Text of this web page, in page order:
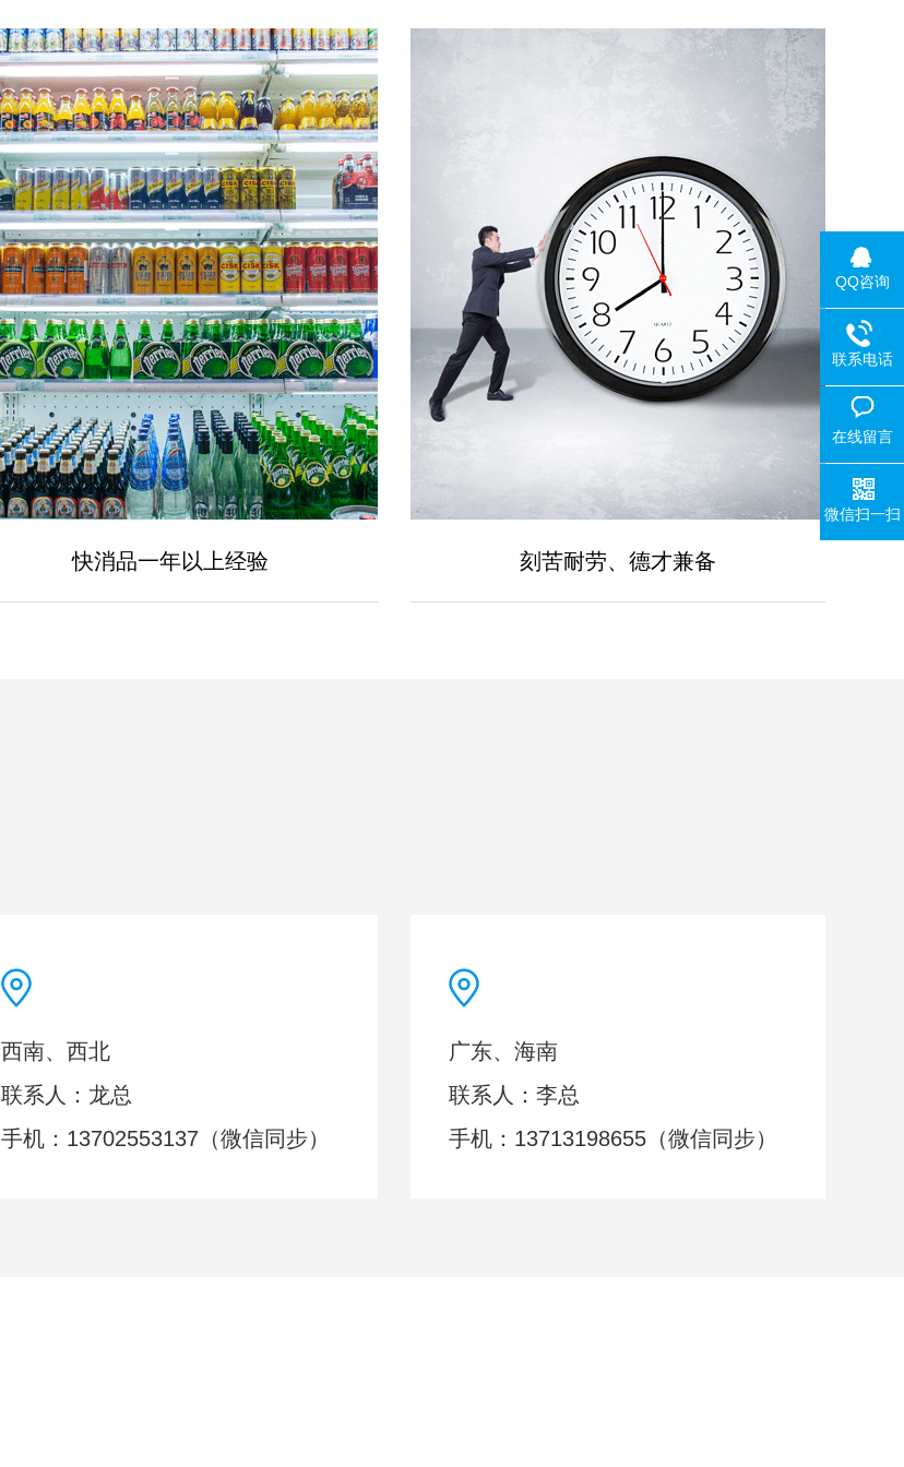
快消品一年以上经验 刻苦耐劳、德才兼备
西南、西北
联系人：龙总
手机：13702553137（微信同步）
广东、海南
联系人：李总
手机：13713198655（微信同步）
QQ咨询
联系电话
在线留言
微信扫一扫